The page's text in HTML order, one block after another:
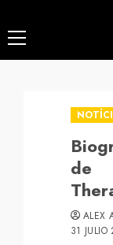
Menú
principal
de
ALEX
31 JULIO